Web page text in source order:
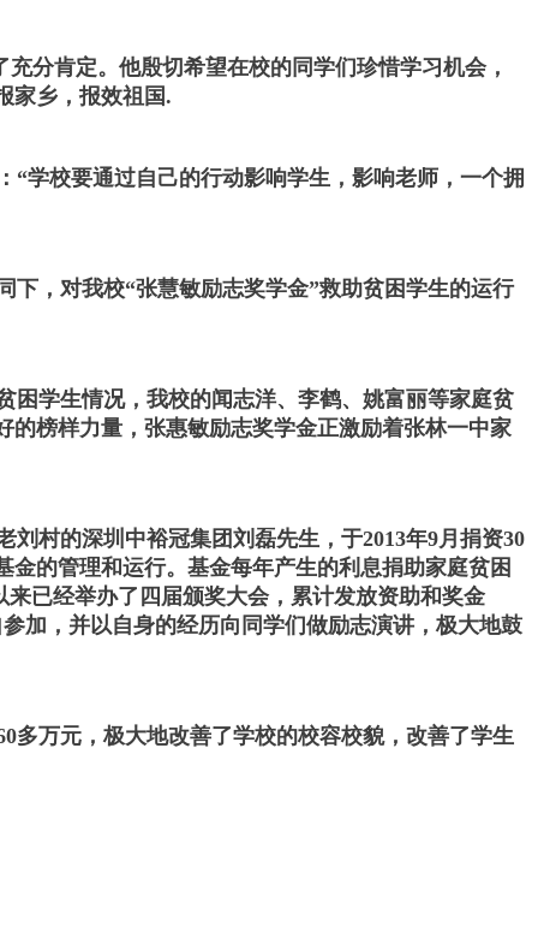
分肯定。他殷切希望在校的同学们珍惜学习机会，
家乡，报效祖国.
学校要通过自己的行动影响学生，影响老师，一个拥
，对我校“张慧敏励志奖学金”救助贫困学生的运行
学生情况，我校的闻志洋、李鹤、姚富丽等家庭贫
榜样力量，张惠敏励志奖学金正激励着张林一中家
村的深圳中裕冠集团刘磊先生，于2013年9月捐资30
的管理和运行。基金每年产生的利息捐助家庭贫困
已经举办了四届颁奖大会，累计发放资助和奖金
加，并以自身的经历向同学们做励志演讲，极大地鼓
万元，极大地改善了学校的校容校貌，改善了学生